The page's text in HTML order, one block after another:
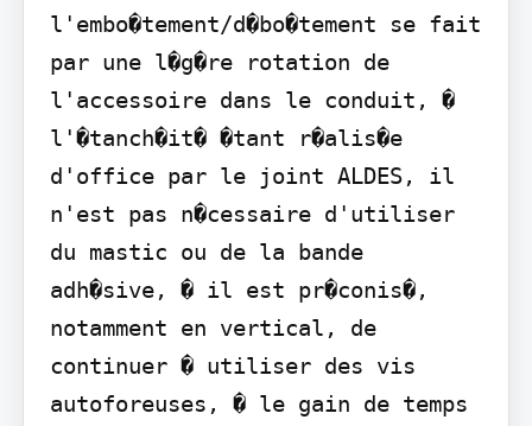
l'embo�tement/d�bo�tement se fait
par une l�g�re rotation de
l'accessoire dans le conduit, �
l'�tanch�it� �tant r�alis�e
d'office par le joint ALDES, il
n'est pas n�cessaire d'utiliser
du mastic ou de la bande
adh�sive, � il est pr�conis�,
notamment en vertical, de
continuer � utiliser des vis
autoforeuses, � le gain de temps